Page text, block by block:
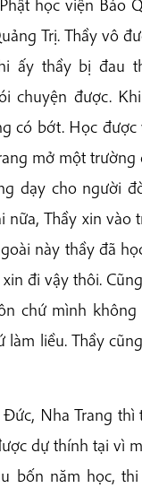
học viện Báo
Trị. Thầy vô
ấy thầy bị đau
chuyện được.
có bớt. Học được
mở một trường
dạy cho người
nữa, Thầy xin vào
này thầy đã
đi vậy thôi.
chứ mình
làm liều. Thầy
Nha Trang thì
dự thính tại vì
bốn năm học,